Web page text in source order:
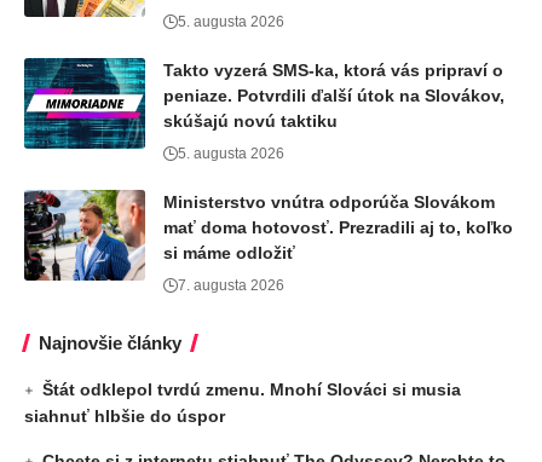
5. augusta 2026
Takto vyzerá SMS-ka, ktorá vás pripraví o
peniaze. Potvrdili ďalší útok na Slovákov,
skúšajú novú taktiku
5. augusta 2026
Ministerstvo vnútra odporúča Slovákom
mať doma hotovosť. Prezradili aj to, koľko
si máme odložiť
7. augusta 2026
Najnovšie články
Štát odklepol tvrdú zmenu. Mnohí Slováci si musia
siahnuť hlbšie do úspor